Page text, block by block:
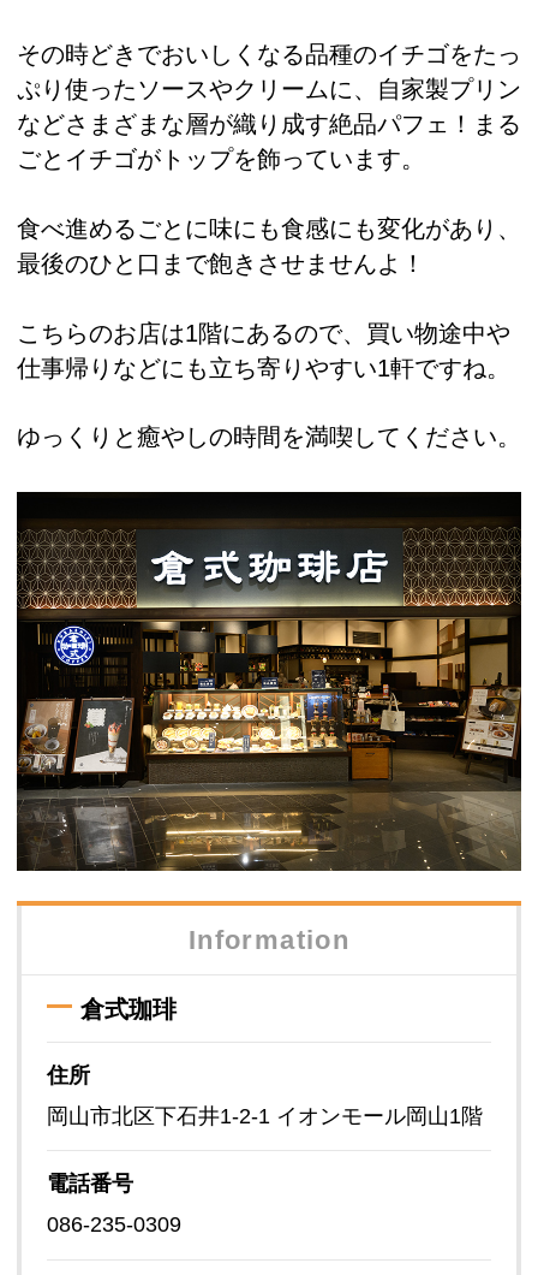
その時どきでおいしくなる品種のイチゴをたっ
ぷり使ったソースやクリームに、自家製プリン
などさまざまな層が織り成す絶品パフェ！まる
ごとイチゴがトップを飾っています。
食べ進めるごとに味にも食感にも変化があり、
最後のひと口まで飽きさせませんよ！
こちらのお店は1階にあるので、買い物途中や
仕事帰りなどにも立ち寄りやすい1軒ですね。
ゆっくりと癒やしの時間を満喫してください。
Information
倉式珈琲
住所
岡山市北区下石井1-2-1 イオンモール岡山1階
電話番号
086-235-0309